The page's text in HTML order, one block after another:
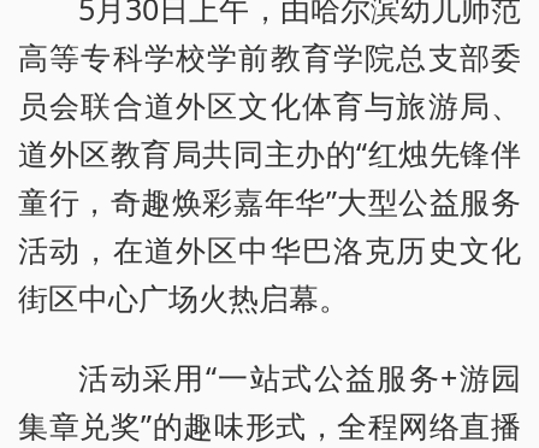
5月30日上午，由哈尔滨幼儿师范
高等专科学校学前教育学院总支部委
员会联合道外区文化体育与旅游局、
道外区教育局共同主办的“红烛先锋伴
童行，奇趣焕彩嘉年华”大型公益服务
活动，在道外区中华巴洛克历史文化
街区中心广场火热启幕。
活动采用“一站式公益服务+游园
集章兑奖”的趣味形式，全程网络直播